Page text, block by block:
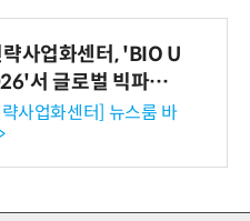
사업화센터, 'BIO U
서 글로벌 빅파마
즈니스 미팅 지원…K
해외 진출 교두보 확
사업화센터] 뉴스룸 바